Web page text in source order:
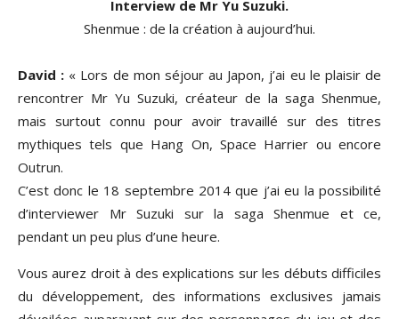
Interview de Mr Yu Suzuki.
Shenmue : de la création à aujourd’hui.
David : « Lors de mon séjour au Japon, j’ai eu le plaisir de
rencontrer Mr Yu Suzuki, créateur de la saga Shenmue,
mais surtout connu pour avoir travaillé sur des titres
mythiques tels que Hang On, Space Harrier ou encore
Outrun.
C’est donc le 18 septembre 2014 que j’ai eu la possibilité
d’interviewer Mr Suzuki sur la saga Shenmue et ce,
pendant un peu plus d’une heure.
Vous aurez droit à des explications sur les débuts difficiles
du développement, des informations exclusives jamais